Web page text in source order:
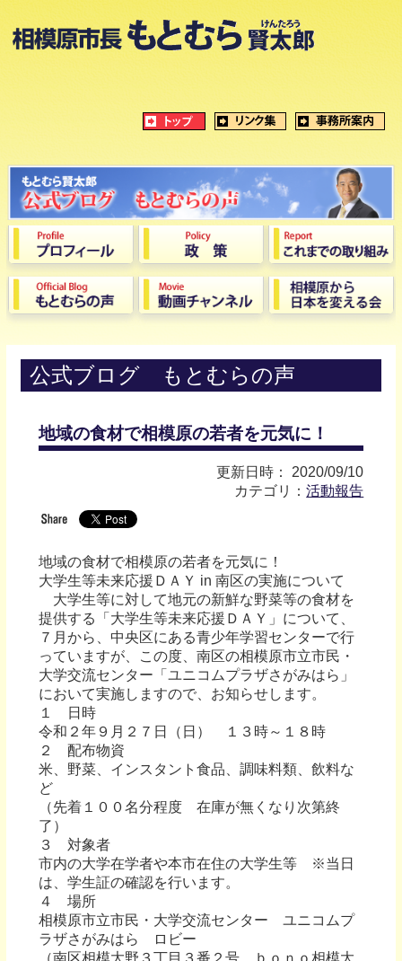
公式ブログ もとむらの声
地域の食材で相模原の若者を元気に！
更新日時： 2020/09/10
カテゴリ：活動報告
地域の食材で相模原の若者を元気に！
大学生等未来応援ＤＡＹ in 南区の実施について
大学生等に対して地元の新鮮な野菜等の食材を
提供する「大学生等未来応援ＤＡＹ」について、
７月から、中央区にある青少年学習センターで行
っていますが、この度、南区の相模原市立市民・
大学交流センター「ユニコムプラザさがみはら」
において実施しますので、お知らせします。
１ 日時
令和２年９月２７日（日） １３時～１８時
２ 配布物資
米、野菜、インスタント食品、調味料類、飲料な
ど
（先着１００名分程度 在庫が無くなり次第終
了）
３ 対象者
市内の大学在学者や本市在住の大学生等 ※当日
は、学生証の確認を行います。
４ 場所
相模原市立市民・大学交流センター ユニコムプ
ラザさがみはら ロビー
（南区相模大野３丁目３番２号 ｂｏｎｏ相模大